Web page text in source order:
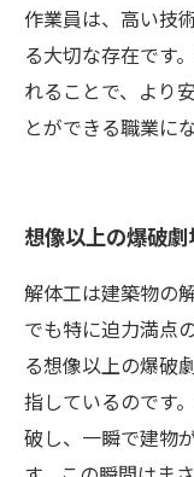
作業員は、高い技
る大切な存在です
れることで、より
とができる職業に
想像以上の爆破
解体工は建築物の
でも特に迫力満点
る想像以上の爆破
指しているのです
破し、一瞬で建物